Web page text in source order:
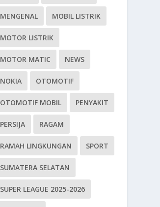
MENGENAL MOBIL LISTRIK
MOTOR LISTRIK
MOTOR MATIC NEWS
NOKIA OTOMOTIF
OTOMOTIF MOBIL PENYAKIT
PERSIJA RAGAM
RAMAH LINGKUNGAN SPORT
SUMATERA SELATAN
SUPER LEAGUE 2025-2026